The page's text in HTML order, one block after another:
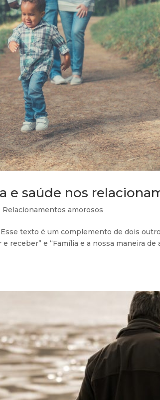
e saúde nos
Relacionamentos amorosos
texto é um complemento de dois
receber” e “Família e a nossa maneira de